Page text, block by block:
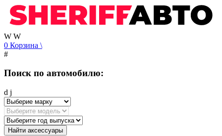
W W
0 Корзина \
#
Поиск по автомобилю:
d j
Найти аксессуары